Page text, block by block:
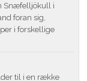
Snæfelljökull i
foran sig,
i forskellige
til i en række